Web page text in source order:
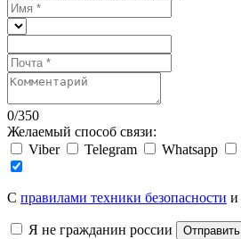
0/350
Желаемый способ связи:
Viber
Telegram Whatsapp
C правилами техники безопасности и
Я не гражданин россии Отправить